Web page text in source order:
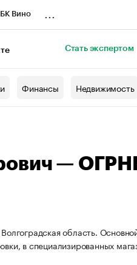
Вино
Стать экспертом
Финансы Недвижимость
—
область.
в специализированных